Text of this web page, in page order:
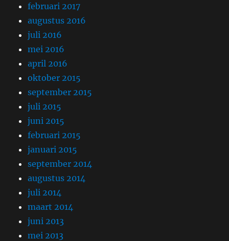
februari 2017
augustus 2016
juli 2016
mei 2016
april 2016
oktober 2015
september 2015
juli 2015
juni 2015
februari 2015
januari 2015
september 2014
augustus 2014
juli 2014
maart 2014
juni 2013
mei 2013